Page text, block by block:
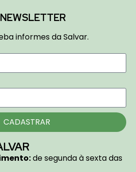
informes da Salvar.
CADASTRAR
de segunda à sexta das